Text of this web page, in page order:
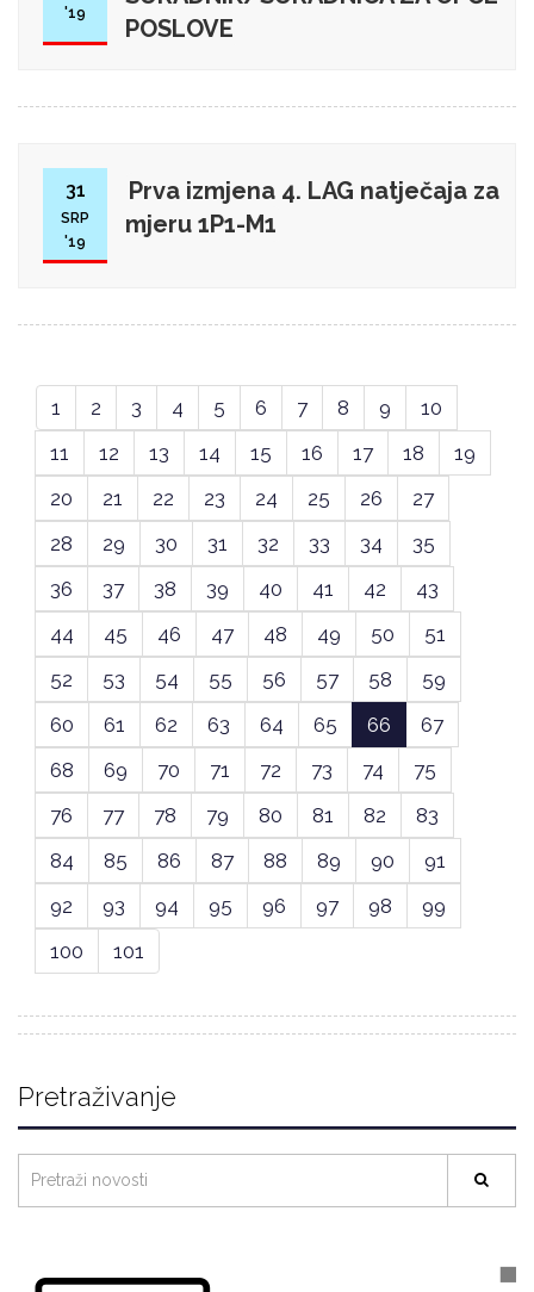
'19
POSLOVE
31
SRP
'19
Prva izmjena 4. LAG natječaja za
mjeru 1P1-M1
1 2 3 4 5 6 7 8 9
10
11
12 13 14 15 16 17 18
19
20
21 22 23 24 25 26
27
28
29 30 31 32 33 34
35
36
37 38 39 40 41 42
43
44
45 46 47 48 49 50
51
52
53 54 55 56 57 58
59
60
61 62 63 64 65 66
67
68
69 70 71 72 73 74
75
76
77 78 79 80 81 82
83
84
85 86 87 88 89 90
91
92
93 94 95 96 97 98
99
100
101
Pretraživanje